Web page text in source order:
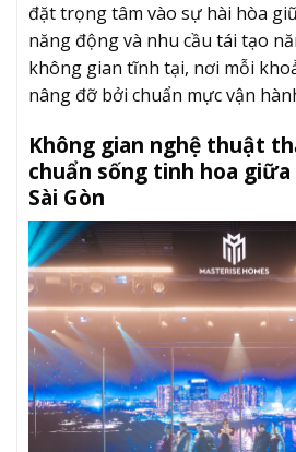
đặt trọng tâm vào sự hài hòa
năng động và nhu cầu tái tạo
không gian tĩnh tại, nơi mỗi
nâng đỡ bởi chuẩn mực vận
Không gian nghệ thuật
chuẩn sống tinh hoa
Sài Gòn